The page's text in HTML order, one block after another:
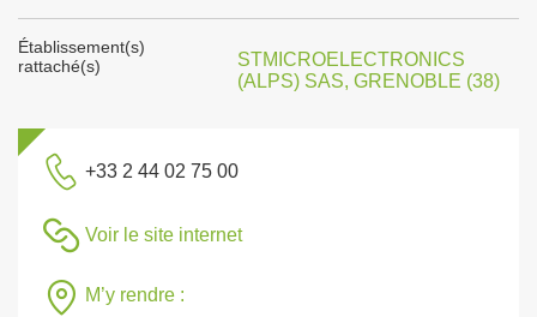
Établissement(s)
rattaché(s)
STMICROELECTRONICS
(ALPS) SAS, GRENOBLE (38)
+33 2 44 02 75 00
Voir le site internet
M’y rendre :